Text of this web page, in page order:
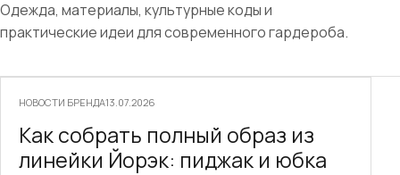
Одежда, материалы, культурные коды и
практические идеи для современного гардероба.
НОВОСТИ БРЕНДА13.07.2026
Как собрать полный образ из
линейки Йорэк: пиджак и юбка